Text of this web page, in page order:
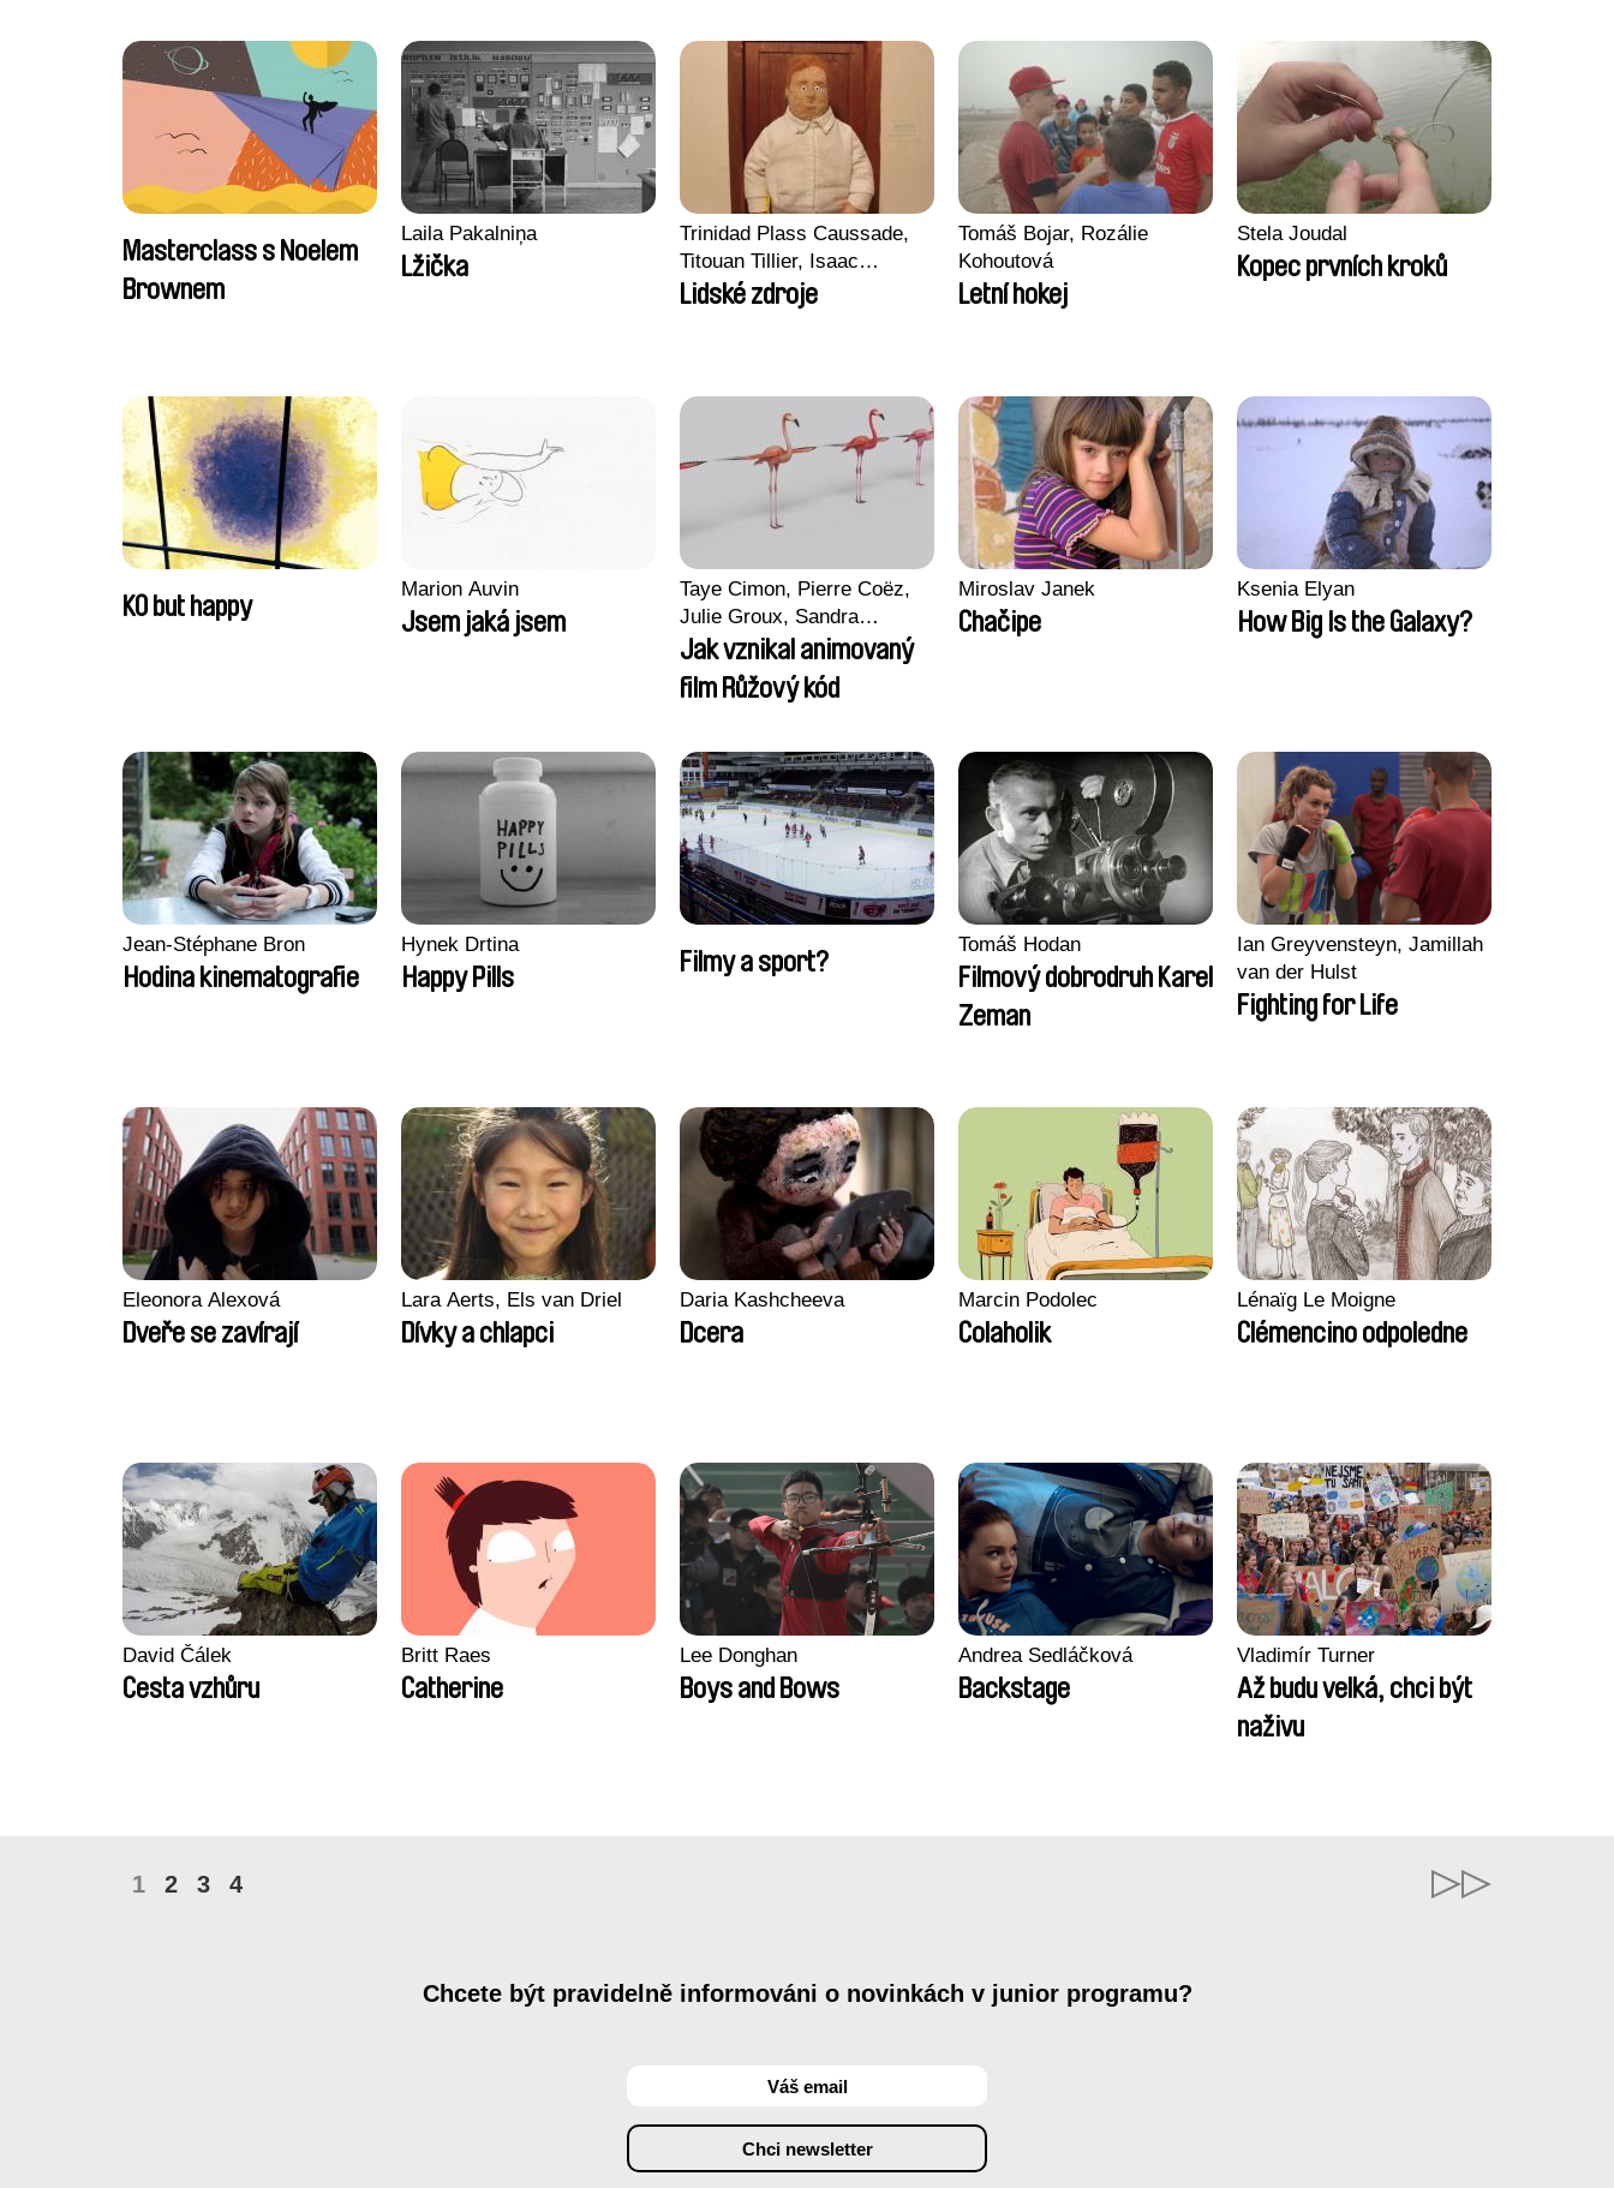
Masterclass s Noelem
Brownem
Laila Pakalniņa
Lžička
Trinidad Plass Caussade,
Titouan Tillier, Isaac
Wenzek
Lidské zdroje
Tomáš Bojar, Rozálie
Kohoutová
Letní hokej
Stela Joudal
Kopec prvních kroků
KO but happy
Marion Auvin
Jsem jaká jsem
Taye Cimon, Pierre Coëz,
Julie Groux, Sandra
Leydier, Manuarii Morel,
Romain Seisson
Jak vznikal animovaný
film Růžový kód
Miroslav Janek
Chačipe
Ksenia Elyan
How Big Is the Galaxy?
Jean-Stéphane Bron
Hodina kinematografie
Hynek Drtina
Happy Pills
Filmy a sport?
Tomáš Hodan
Filmový dobrodruh Karel
Zeman
Ian Greyvensteyn, Jamillah
van der Hulst
Fighting for Life
Eleonora Alexová
Dveře se zavírají
Lara Aerts, Els van Driel
Dívky a chlapci
Daria Kashcheeva
Dcera
Marcin Podolec
Colaholik
Lénaïg Le Moigne
Clémencino odpoledne
David Čálek
Cesta vzhůru
Britt Raes
Catherine
Lee Donghan
Boys and Bows
Andrea Sedláčková
Backstage
Vladimír Turner
Až budu velká, chci být
naživu
1 2 3 4
Chcete být pravidelně informováni o novinkách v junior programu?